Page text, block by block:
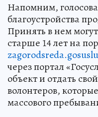
Напомним,
благоустройства
Принять в нем
старше 14 лет на
через портал
объект и отдать
волонтеров,
массового